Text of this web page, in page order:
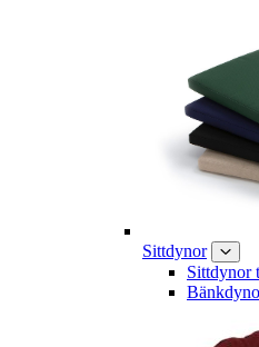
Sittdynor
Sittdynor